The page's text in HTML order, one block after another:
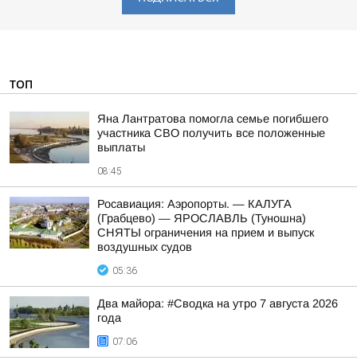
ТОП
Яна Лантратова помогла семье погибшего
участника СВО получить все положенные
выплаты
08:45
Росавиация: Аэропорты. — КАЛУГА
(Грабцево) — ЯРОСЛАВЛЬ (Туношна)
СНЯТЫ ограничения на прием и выпуск
воздушных судов
05:36
Два майора: #Сводка на утро 7 августа 2026
года
07:06